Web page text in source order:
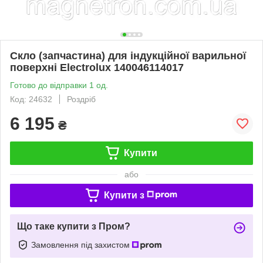
Скло (запчастина) для індукційної варильної
поверхні Electrolux 140046114017
Готово до відправки 1 од.
Код: 24632
Роздріб
6 195 ₴
Купити
або
Купити з
Що таке купити з Пром?
Замовлення під захистом